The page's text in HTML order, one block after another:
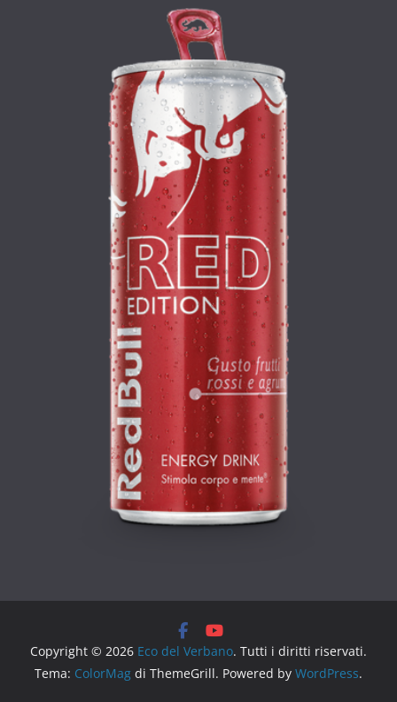
Copyright © 2026 Eco del Verbano. Tutti i diritti riservati.
Tema: ColorMag di ThemeGrill. Powered by WordPress.